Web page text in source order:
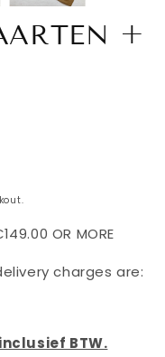
+
OR MORE
charges are:
inclusief BTW.